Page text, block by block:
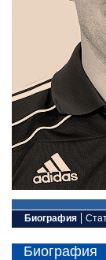
Биография
Биография